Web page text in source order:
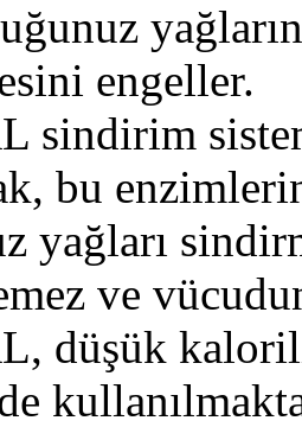
engeller.
sindirim
bu
yağları
ve
düşük